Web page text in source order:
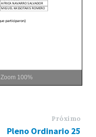
Zoom 100%
Próximo
Pleno Ordinario 25